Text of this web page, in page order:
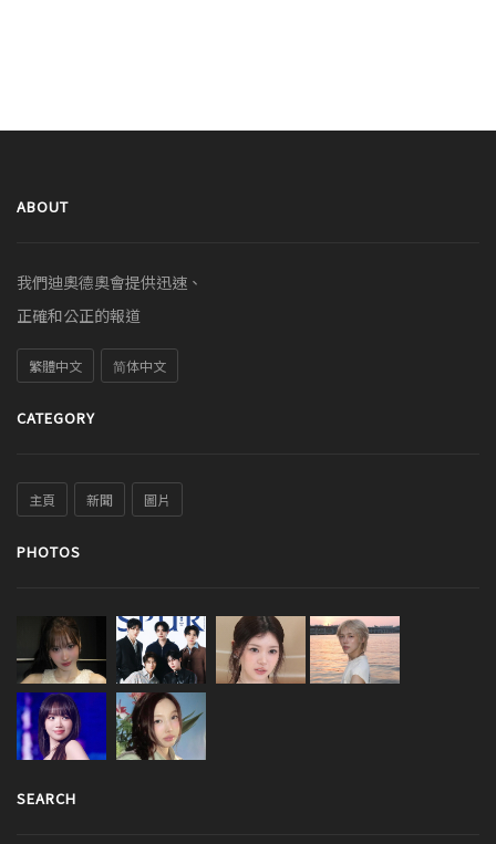
ABOUT
我們迪奧德奧會提供迅速、
正確和公正的報道
繁體中文 简体中文
CATEGORY
主頁 新聞 圖片
PHOTOS
SEARCH